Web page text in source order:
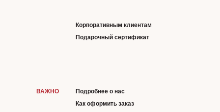
Корпоративным клиентам
Подарочный сертификат
Подробнее о нас
Как оформить заказ
ВАЖНО